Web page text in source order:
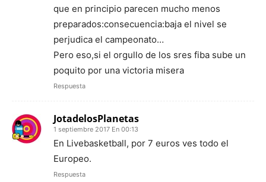
que en principio parecen mucho menos
preparados:consecuencia:baja el nivel se
perjudica el campeonato…
Pero eso,si el orgullo de los sres fiba sube un
poquito por una victoria misera
Respuesta
JotadelosPlanetas
1 septiembre 2017 En 00:13
En Livebasketball, por 7 euros ves todo el
Europeo.
Respuesta